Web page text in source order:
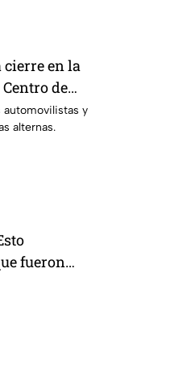
cierre en la
de
automovilistas y
alternas.
fueron
en